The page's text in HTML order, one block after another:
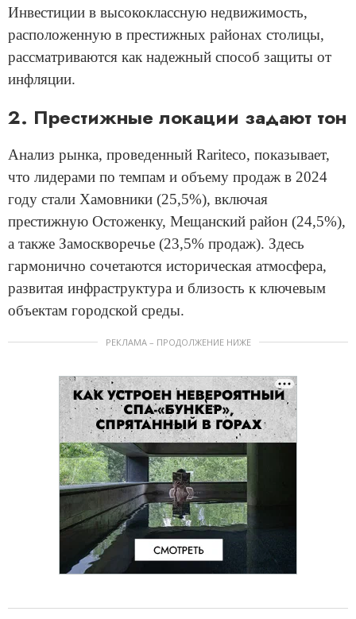
Инвестиции в высококлассную недвижимость,
расположенную в престижных районах столицы,
рассматриваются как надежный способ защиты от
инфляции.
2. Престижные локации задают тон
Анализ рынка, проведенный Rariteco, показывает,
что лидерами по темпам и объему продаж в 2024
году стали Хамовники (25,5%), включая
престижную Остоженку, Мещанский район (24,5%),
а также Замоскворечье (23,5% продаж). Здесь
гармонично сочетаются историческая атмосфера,
развитая инфраструктура и близость к ключевым
объектам городской среды.
РЕКЛАМА – ПРОДОЛЖЕНИЕ НИЖЕ